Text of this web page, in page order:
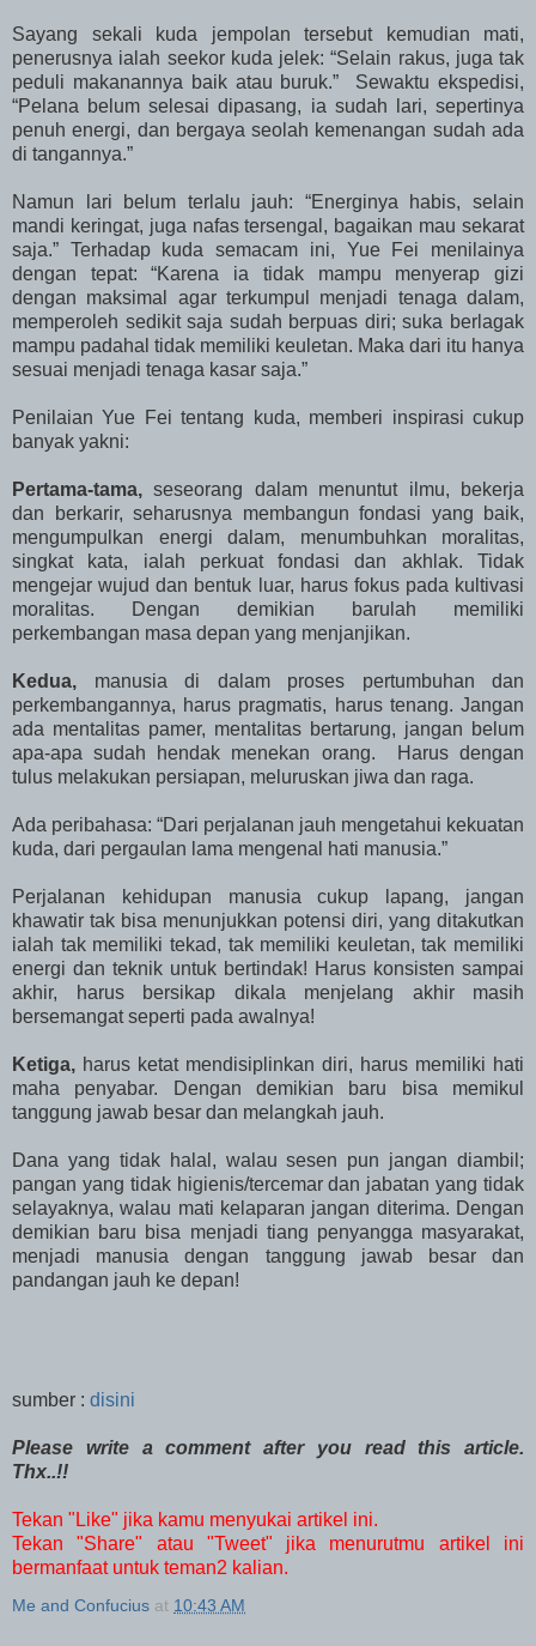
Sayang sekali kuda jempolan tersebut kemudian mati,
penerusnya ialah seekor kuda jelek: “Selain rakus, juga tak
peduli makanannya baik atau buruk.” Sewaktu ekspedisi,
“Pelana belum selesai dipasang, ia sudah lari, sepertinya
penuh energi, dan bergaya seolah kemenangan sudah ada
di tangannya.”
Namun lari belum terlalu jauh: “Energinya habis, selain
mandi keringat, juga nafas tersengal, bagaikan mau sekarat
saja.” Terhadap kuda semacam ini, Yue Fei menilainya
dengan tepat: “Karena ia tidak mampu menyerap gizi
dengan maksimal agar terkumpul menjadi tenaga dalam,
memperoleh sedikit saja sudah berpuas diri; suka berlagak
mampu padahal tidak memiliki keuletan. Maka dari itu hanya
sesuai menjadi tenaga kasar saja.”
Penilaian Yue Fei tentang kuda, memberi inspirasi cukup
banyak yakni:
Pertama-tama, seseorang dalam menuntut ilmu, bekerja
dan berkarir, seharusnya membangun fondasi yang baik,
mengumpulkan energi dalam, menumbuhkan moralitas,
singkat kata, ialah perkuat fondasi dan akhlak. Tidak
mengejar wujud dan bentuk luar, harus fokus pada kultivasi
moralitas. Dengan demikian barulah memiliki
perkembangan masa depan yang menjanjikan.
Kedua, manusia di dalam proses pertumbuhan dan
perkembangannya, harus pragmatis, harus tenang. Jangan
ada mentalitas pamer, mentalitas bertarung, jangan belum
apa-apa sudah hendak menekan orang. Harus dengan
tulus melakukan persiapan, meluruskan jiwa dan raga.
Ada peribahasa: “Dari perjalanan jauh mengetahui kekuatan
kuda, dari pergaulan lama mengenal hati manusia.”
Perjalanan kehidupan manusia cukup lapang, jangan
khawatir tak bisa menunjukkan potensi diri, yang ditakutkan
ialah tak memiliki tekad, tak memiliki keuletan, tak memiliki
energi dan teknik untuk bertindak! Harus konsisten sampai
akhir, harus bersikap dikala menjelang akhir masih
bersemangat seperti pada awalnya!
Ketiga, harus ketat mendisiplinkan diri, harus memiliki hati
maha penyabar. Dengan demikian baru bisa memikul
tanggung jawab besar dan melangkah jauh.
Dana yang tidak halal, walau sesen pun jangan diambil;
pangan yang tidak higienis/tercemar dan jabatan yang tidak
selayaknya, walau mati kelaparan jangan diterima. Dengan
demikian baru bisa menjadi tiang penyangga masyarakat,
menjadi manusia dengan tanggung jawab besar dan
pandangan jauh ke depan!
sumber : disini
Please write a comment after you read this article.
Thx..!!
Tekan "Like" jika kamu menyukai artikel ini.
Tekan "Share" atau "Tweet" jika menurutmu artikel ini
bermanfaat untuk teman2 kalian.
Me and Confucius at 10:43 AM